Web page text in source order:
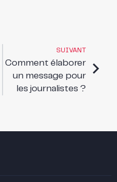
SUIVANT
Comment élaborer
un message pour
les journalistes ?